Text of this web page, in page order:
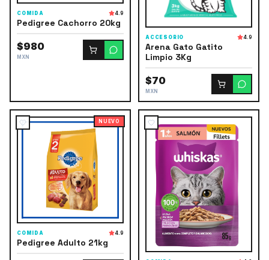
COMIDA 4.9
Pedigree Cachorro 20kg
$980
MXN
ACCESORIO 4.9
Arena Gato Gatito
Limpio 3Kg
$70
MXN
NUEVO
COMIDA 4.9
Pedigree Adulto 21kg